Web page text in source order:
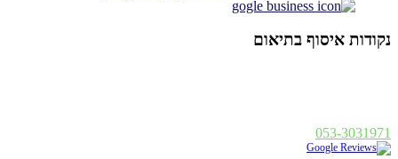
נקודות איסוף בתיאום
053-3031971